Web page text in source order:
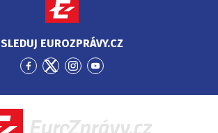
SLEDUJ EUROZPRÁVY.CZ
Přejít
Facebook
Přejít
Twitter
Přejít
Instagram
Přejít
YouTube
EuroZprávy.cz